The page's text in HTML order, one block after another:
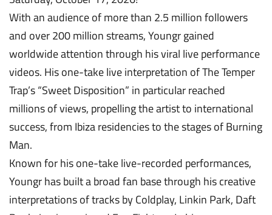
With an audience of more than 2.5 million followers
and over 200 million streams, Youngr gained
worldwide attention through his viral live performance
videos. His one-take live interpretation of The Temper
Trap’s “Sweet Disposition” in particular reached
millions of views, propelling the artist to international
success, from Ibiza residencies to the stages of Burning
Man.
Known for his one-take live-recorded performances,
Youngr has built a broad fan base through his creative
interpretations of tracks by Coldplay, Linkin Park, Daft